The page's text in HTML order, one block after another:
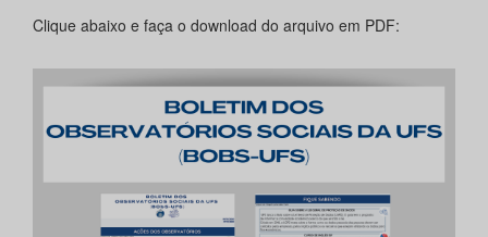
Clique abaixo e faça o download do arquivo em PDF: